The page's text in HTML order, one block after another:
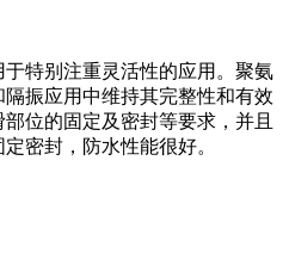
特别注重灵活性的应用。聚氨
振应用中维持其完整性和有效
位的固定及密封等要求，并且
密封，防水性能很好。